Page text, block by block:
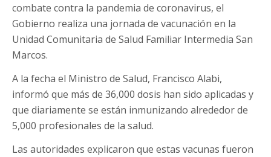
combate contra la pandemia de coronavirus, el
Gobierno realiza una jornada de vacunación en la
Unidad Comunitaria de Salud Familiar Intermedia San
Marcos.
A la fecha el Ministro de Salud, Francisco Alabi,
informó que más de 36,000 dosis han sido aplicadas y
que diariamente se están inmunizando alrededor de
5,000 profesionales de la salud.
Las autoridades explicaron que estas vacunas fueron